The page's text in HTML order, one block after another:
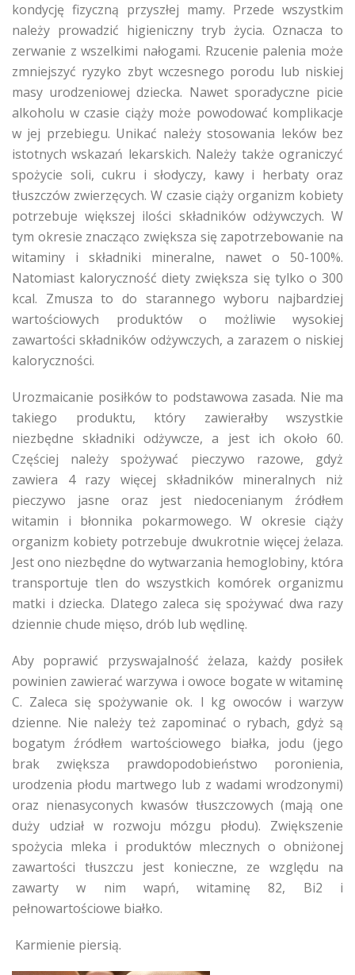
kondycję fizyczną przyszłej mamy. Przede wszystkim
należy prowadzić higieniczny tryb życia. Oznacza to
zerwanie z wszelkimi nałogami. Rzucenie palenia może
zmniejszyć ryzyko zbyt wczesnego porodu lub niskiej
masy urodzeniowej dziecka. Nawet sporadyczne picie
alkoholu w czasie ciąży może powodować komplikacje
w jej przebiegu. Unikać należy stosowania leków bez
istotnych wskazań lekarskich. Należy także ograniczyć
spożycie soli, cukru i słodyczy, kawy i herbaty oraz
tłuszczów zwierzęcych. W czasie ciąży organizm kobiety
potrzebuje większej ilości składników odżywczych. W
tym okresie znacząco zwiększa się zapotrzebowanie na
witaminy i składniki mineralne, nawet o 50-100%.
Natomiast kaloryczność diety zwiększa się tylko o 300
kcal. Zmusza to do starannego wyboru najbardziej
wartościowych produktów o możliwie wysokiej
zawartości składników odżywczych, a zarazem o niskiej
kaloryczności.
Urozmaicanie posiłków to podstawowa zasada. Nie ma
takiego produktu, który zawierałby wszystkie
niezbędne składniki odżywcze, a jest ich około 60.
Częściej należy spożywać pieczywo razowe, gdyż
zawiera 4 razy więcej składników mineralnych niż
pieczywo jasne oraz jest niedocenianym źródłem
witamin i błonnika pokarmowego. W okresie ciąży
organizm kobiety potrzebuje dwukrotnie więcej żelaza.
Jest ono niezbędne do wytwarzania hemoglobiny, która
transportuje tlen do wszystkich komórek organizmu
matki i dziecka. Dlatego zaleca się spożywać dwa razy
dziennie chude mięso, drób lub wędlinę.
Aby poprawić przyswajalność żelaza, każdy posiłek
powinien zawierać warzywa i owoce bogate w witaminę
C. Zaleca się spożywanie ok. l kg owoców i warzyw
dzienne. Nie należy też zapominać o rybach, gdyż są
bogatym źródłem wartościowego białka, jodu (jego
brak zwiększa prawdopodobieństwo poronienia,
urodzenia płodu martwego lub z wadami wrodzonymi)
oraz nienasyconych kwasów tłuszczowych (mają one
duży udział w rozwoju mózgu płodu). Zwiększenie
spożycia mleka i produktów mlecznych o obniżonej
zawartości tłuszczu jest konieczne, ze względu na
zawarty w nim wapń, witaminę 82, Bi2 i
pełnowartościowe białko.
Karmienie piersią.